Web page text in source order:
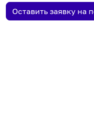
Оставить заявку на